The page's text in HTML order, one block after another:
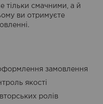
тільки смачними, а й
ви отримуєте
замовлення
якості
ролів